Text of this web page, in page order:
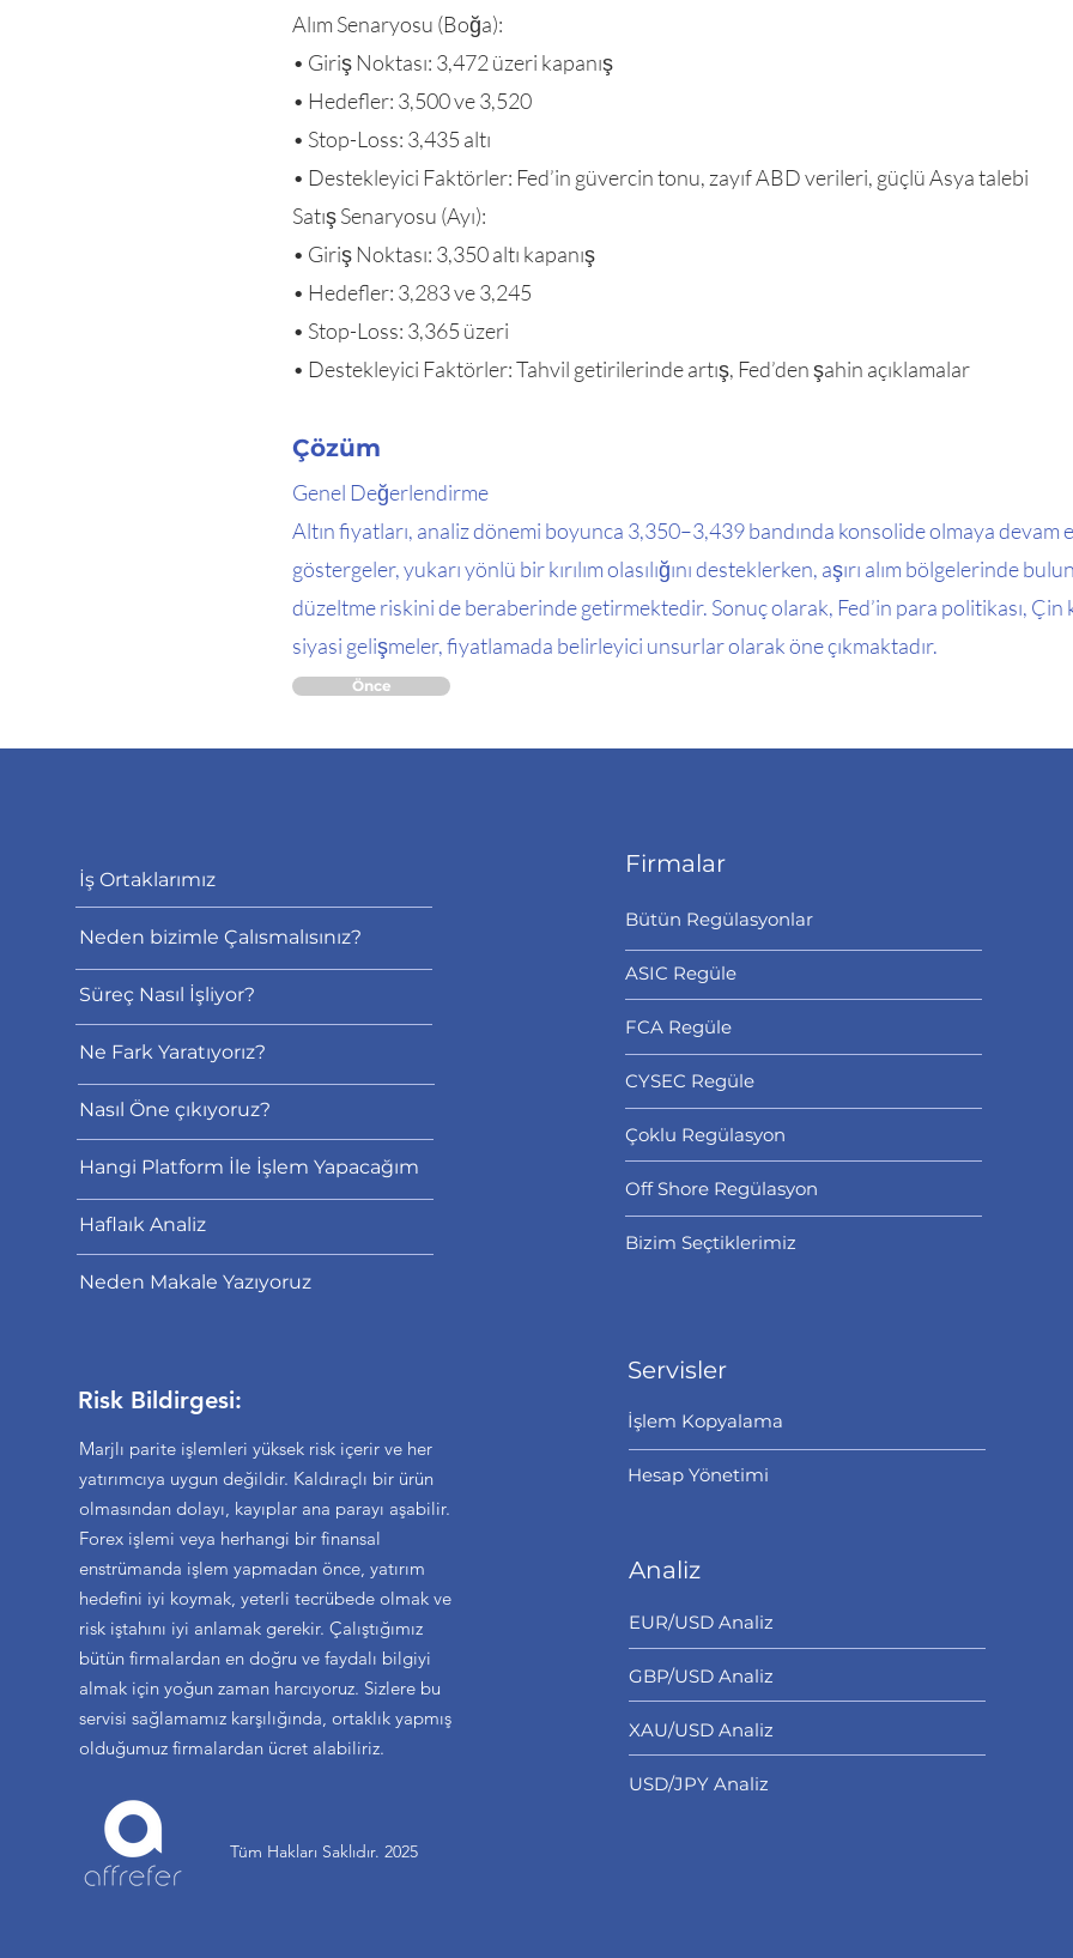
Alım Senaryosu (Boğa):
• Giriş Noktası: 3,472 üzeri kapanış
• Hedefler: 3,500 ve 3,520
• Stop-Loss: 3,435 altı
• Destekleyici Faktörler: Fed’in güvercin tonu, zayıf ABD verileri, güçlü Asya talebi
Satış Senaryosu (Ayı):
• Giriş Noktası: 3,350 altı kapanış
• Hedefler: 3,283 ve 3,245
• Stop-Loss: 3,365 üzeri
• Destekleyici Faktörler: Tahvil getirilerinde artış, Fed’den şahin açıklamalar
Çözüm
Genel Değerlendirme
Altın fiyatları, analiz dönemi boyunca 3,350–3,439 bandında konsolide olmaya devam
göstergeler, yukarı yönlü bir kırılım olasılığını desteklerken, aşırı alım bölgelerinde
düzeltme riskini de beraberinde getirmektedir. Sonuç olarak, Fed’in para politikası, Çin
siyasi gelişmeler, fiyatlamada belirleyici unsurlar olarak öne çıkmaktadır.
Önce
İş Ortaklarımız
Neden bizimle Çalısmalısınız?
Süreç Nasıl İşliyor?
Ne Fark Yaratıyorız?
Nasıl Öne çıkıyoruz?
Hangi Platform İle İşlem Yapacağım
Haflaık Analiz
Neden Makale Yazıyoruz
Risk Bildirgesi:
Marjlı parite işlemleri yüksek risk içerir ve her
yatırımcıya uygun değildir. Kaldıraçlı bir ürün
olmasından dolayı, kayıplar ana parayı aşabilir.
Forex işlemi veya herhangi bir finansal
enstrümanda işlem yapmadan önce, yatırım
hedefini iyi koymak, yeterli tecrübede olmak ve
risk iştahını iyi anlamak gerekir. Çalıştığımız
bütün firmalardan en doğru ve faydalı bilgiyi
almak için yoğun zaman harcıyoruz. Sizlere bu
servisi sağlamamız karşılığında, ortaklık yapmış
olduğumuz firmalardan ücret alabiliriz.
Tüm Hakları Saklıdır. 2025
Firmalar
Bütün Regülasyonlar
ASIC Regüle
FCA Regüle
CYSEC Regüle
Çoklu Regülasyon
Off Shore Regülasyon
Bizim Seçtiklerimiz
Servisler
İşlem Kopyalama
Hesap Yönetimi
Analiz
EUR/USD Analiz
GBP/USD Analiz
XAU/USD Analiz
USD/JPY Analiz